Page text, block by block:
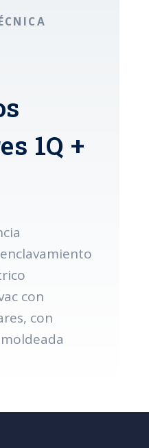
1Q +
con
con